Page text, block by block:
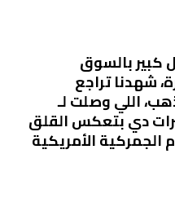
كبير بالسوق
شهدنا تراجع
اللي وصلت لـ
دي بتعكس القلق
الأمريكية